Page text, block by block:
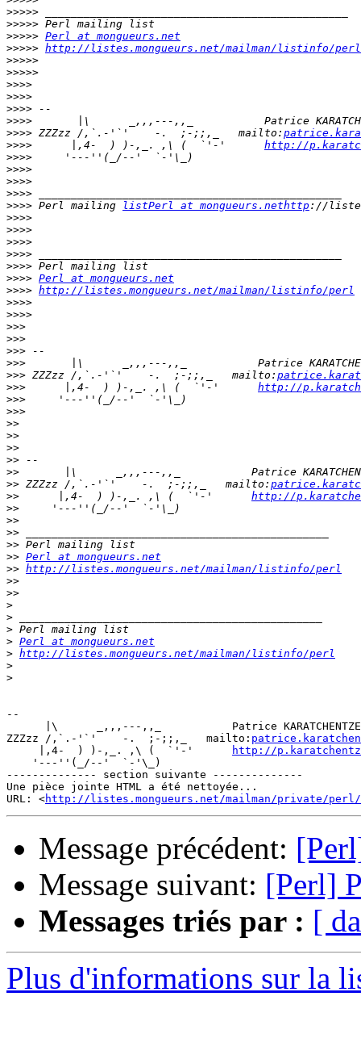
>>>>>
>>>>>
>>>>> Perl at mongueurs.net
>>>>> http://listes.mongueurs.net/mailman/listinfo/perl
>>>>>
>>>>>
>>>>
>>>>
>>>>
>>>>
>>>> ZZZzz /,`.-'`'    -.  ;-;;,_   mailto:
>>>>
      |,4-  ) )-,_. ,\ (  `'-'
http://
>>>>
>>>>
>>>>
>>>>
>>>> Perl mailing
listPerl at mongueurs.nethttp
>>>>
>>>>
>>>>
>>>>
>>>>
>>>> Perl at mongueurs.net
>>>> http://listes.mongueurs.net/mailman/listinfo/perl
>>>>
>>>>
>>>
>>>
>>>
>>>
>>> ZZZzz /,`.-'`'    -.  ;-;;,_   mailto:
>>>
      |,4-  ) )-,_. ,\ (  `'-'
http://
>>>
>>>
>>
>>
>>
>>
>>
>> ZZZzz /,`.-'`'    -.  ;-;;,_   mailto:
>>
      |,4-  ) )-,_. ,\ (  `'-'
http://
>>
>>
>>
>>
>> Perl at mongueurs.net
>> http://listes.mongueurs.net/mailman/listinfo/perl
>>
>>
>
>
>
> Perl at mongueurs.net
> http://listes.mongueurs.net/mailman/listinfo/perl
>
>
--
|\      _,,,---,,_           Patrice
ZZZzz /,`.-'`'    -.  ;-;;,_   mailto:
     |,4-  ) )-,_. ,\ (  `'-'
http://
    '---''(_/--'  `-'\_)
-------------- section suivante --------------
Une pièce jointe HTML a été nettoyée...
URL: <http://listes.mongueurs.net/mailman/private/perl/
Message précédent:
Message suivant: [Perl]
Messages triés par : [
Plus d'informations sur la